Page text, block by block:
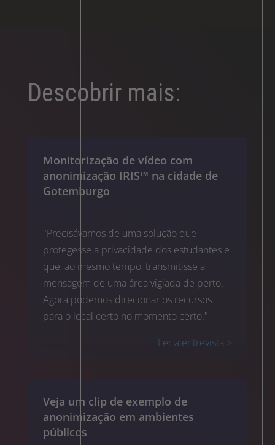
Descobrir mais:
Monitorização de vídeo com
anonimização IRIS™ na cidade de
Gotemburgo
"Precisávamos de uma solução que
protegesse a privacidade dos estudantes e
que, ao mesmo tempo, transmitisse a
mensagem de uma área vigiada de perto.
Agora podemos direcionar os recursos
para o local certo no momento certo."
Ler a entrevista >
Veja um clip de exemplo de
anonimização em ambientes
públicos